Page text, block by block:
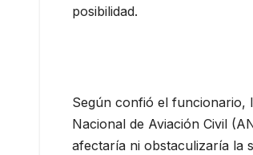
posibilidad.
Según confió el funcionario,
Nacional de Aviación Civil
afectaría ni obstaculizaría la